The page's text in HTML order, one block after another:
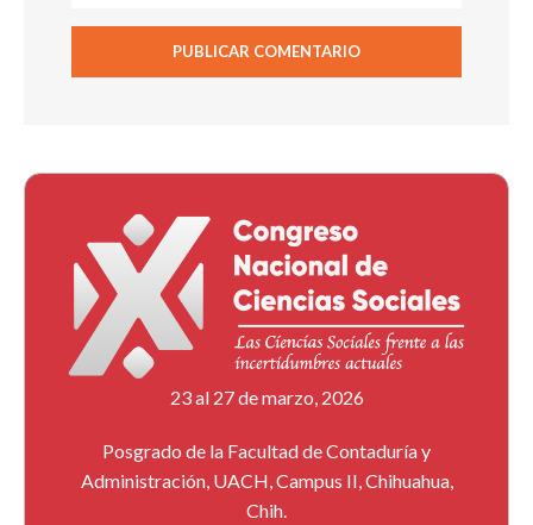
23 al 27 de marzo, 2026
Posgrado de la Facultad de Contaduría y
Administración, UACH, Campus II, Chihuahua,
Chih.